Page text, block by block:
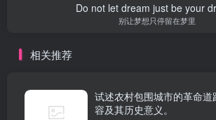
Do not let dream just be your
别让梦想只停留在梦里
相关推荐
试述农村包围城市的革命道
容及其历史意义。